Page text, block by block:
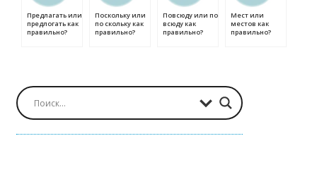
Предлагать или
предлогать как
правильно?
Поскольку или
по скольку как
правильно?
Повсюду или по
всюду как
правильно?
Мест или
местов как
правильно?